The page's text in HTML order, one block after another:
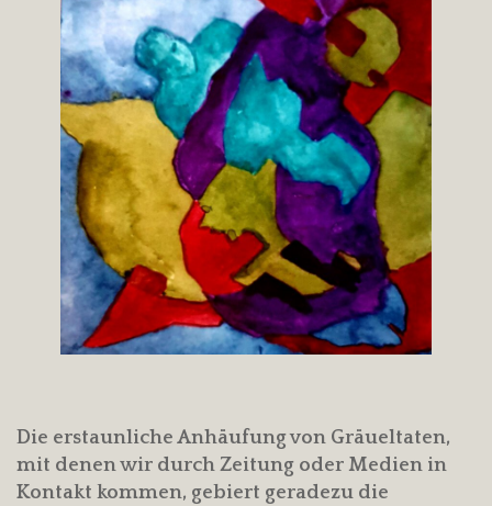
Die erstaunliche Anhäufung von Gräueltaten,
mit denen wir durch Zeitung oder Medien in
Kontakt kommen, gebiert geradezu die